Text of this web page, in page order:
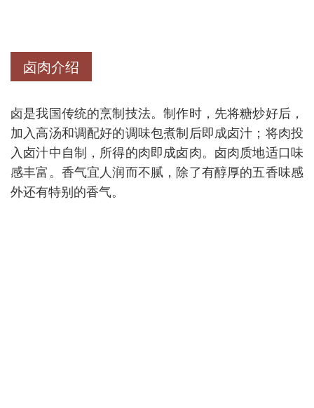
卤肉介绍
卤是我国传统的烹制技法。制作时，先将糖炒好后，
加入高汤和调配好的调味包煮制后即成卤汁；将肉投
入卤汁中自制，所得的肉即成卤肉。卤肉质地适口味
感丰富。香气宜人润而不腻，除了有醇厚的五香味感
外还有特别的香气。